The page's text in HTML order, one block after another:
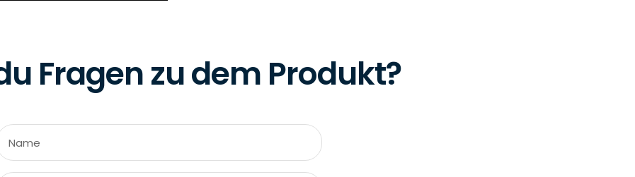
Fragen zu dem Produkt?
Name